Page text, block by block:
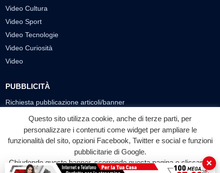
Video Cultura
Video Sport
Video Tecnologie
Video Curiosità
Video
PUBBLICITÀ
Richiesta pubblicazione articoli/banner
SEGUICI SUI SOCIAL
f
Facebook
◎ ▶
YouTube
Questo sito utilizza cookie, anche di terze parti, per
personalizzare i contenuti come widget per ampliare le
funzionalità del sito, opzioni Facebook, Twitter e social e funzioni
pubblicitarie di Google.
Chiudendo questo banner, scorrendo questa pagina o cliccando
×